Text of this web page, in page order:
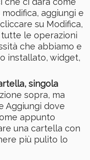
aggiungi e
su Modifica,
le operazioni
che abbiamo e
installato, widget,
singola
sopra, ma
Aggiungi dove
appunto
una cartella con
più pulito lo